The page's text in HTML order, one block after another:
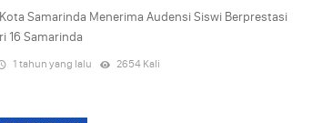
Samarinda Menerima Audensi Siswi Berprestasi
16 Samarinda
1 tahun yang lalu 2654 Kali